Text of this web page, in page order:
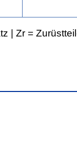
| Zr =